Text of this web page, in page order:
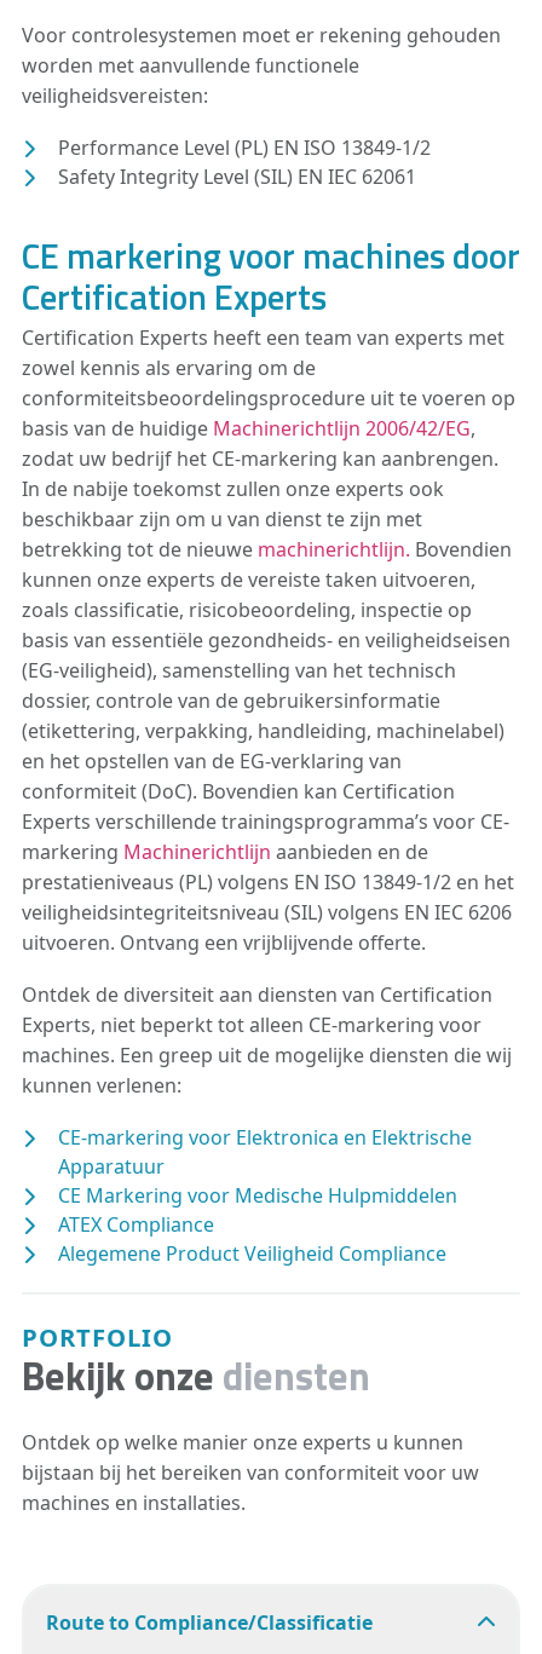
Voor controlesystemen moet er rekening gehouden
worden met aanvullende functionele
veiligheidsvereisten:
Performance Level (PL) EN ISO 13849-1/2
Safety Integrity Level (SIL) EN IEC 62061
CE markering voor machines door
Certification Experts
Certification Experts heeft een team van experts met
zowel kennis als ervaring om de
conformiteitsbeoordelingsprocedure uit te voeren op
basis van de huidige Machinerichtlijn 2006/42/EG,
zodat uw bedrijf het CE-markering kan aanbrengen.
In de nabije toekomst zullen onze experts ook
beschikbaar zijn om u van dienst te zijn met
betrekking tot de nieuwe machinerichtlijn. Bovendien
kunnen onze experts de vereiste taken uitvoeren,
zoals classificatie, risicobeoordeling, inspectie op
basis van essentiële gezondheids- en veiligheidseisen
(EG-veiligheid), samenstelling van het technisch
dossier, controle van de gebruikersinformatie
(etikettering, verpakking, handleiding, machinelabel)
en het opstellen van de EG-verklaring van
conformiteit (DoC). Bovendien kan Certification
Experts verschillende trainingsprogramma’s voor CE-
markering Machinerichtlijn aanbieden en de
prestatieniveaus (PL) volgens EN ISO 13849-1/2 en het
veiligheidsintegriteitsniveau (SIL) volgens EN IEC 6206
uitvoeren. Ontvang een vrijblijvende offerte.
Ontdek de diversiteit aan diensten van Certification
Experts, niet beperkt tot alleen CE-markering voor
machines. Een greep uit de mogelijke diensten die wij
kunnen verlenen:
CE-markering voor Elektronica en Elektrische
Apparatuur
CE Markering voor Medische Hulpmiddelen
ATEX Compliance
Alegemene Product Veiligheid Compliance
PORTFOLIO
Bekijk onzediensten
Ontdek op welke manier onze experts u kunnen
bijstaan bij het bereiken van conformiteit voor uw
machines en installaties.
Route to Compliance/Classificatie